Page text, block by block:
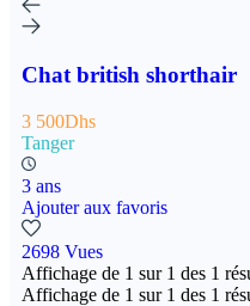
Chat british shorthair
3 500Dhs
Tanger
3 ans
Ajouter aux favoris
2698 Vues
Affichage de 1 sur 1 des 1
Affichage de 1 sur 1 des 1